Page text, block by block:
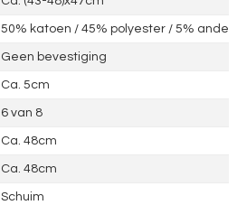
50% katoen / 45% polyester / 5%
Geen bevestiging
Ca. 5cm
6 van 8
Ca. 48cm
Ca. 48cm
Schuim